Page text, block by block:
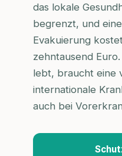
das lokale
begrenzt, und
Evakuierung
zehntausend
lebt, braucht eine
internationale
auch bei